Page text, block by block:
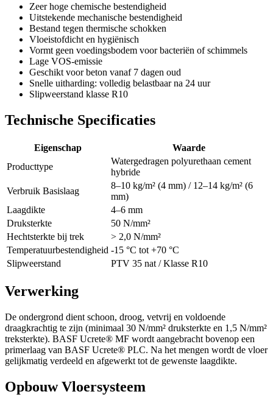
Zeer hoge chemische bestendigheid
Uitstekende mechanische bestendigheid
Bestand tegen thermische schokken
Vloeistofdicht en hygiënisch
Vormt geen voedingsbodem voor bacteriën of schimmels
Lage VOS-emissie
Geschikt voor beton vanaf 7 dagen oud
Snelle uitharding: volledig belastbaar na 24 uur
Slipweerstand klasse R10
Technische Specificaties
Eigenschap
Waarde
Producttype
Watergedragen polyurethaan cement
hybride
Verbruik Basislaag
8–10 kg/m² (4 mm) / 12–14 kg/m² (6
mm)
Laagdikte
4–6 mm
Druksterkte
50 N/mm²
Hechtsterkte bij trek
> 2,0 N/mm²
Temperatuurbestendigheid -15 °C tot +70 °C
Slipweerstand
PTV 35 nat / Klasse R10
Verwerking
De ondergrond dient schoon, droog, vetvrij en voldoende
draagkrachtig te zijn (minimaal 30 N/mm² druksterkte en 1,5 N/mm²
treksterkte). BASF Ucrete® MF wordt aangebracht bovenop een
primerlaag van BASF Ucrete® PLC. Na het mengen wordt de vloer
gelijkmatig verdeeld en afgewerkt tot de gewenste laagdikte.
Opbouw Vloersysteem